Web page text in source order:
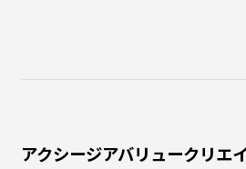
アクシージアバリュークリエ